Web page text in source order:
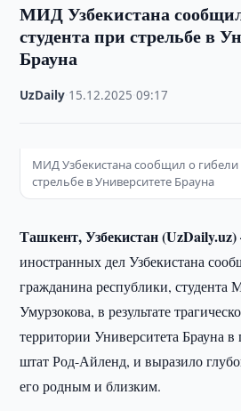
МИД Узбекистана
студента при стрельбе в
Брауна
UzDaily 15.12.2025 ·09:17
МИД Узбекистана сообщил о гибели
стрельбе в Университете Брауна
Ташкент, Узбекистан
иностранных дел Узбекистана
гражданина республики, студента
Умурзокова, в результате
территории Университета Брауна
штат Род-Айленд, и выразило
его родным и близким.